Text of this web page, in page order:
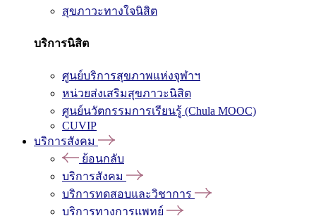
สุขภาวะทางใจนิสิต
บริการนิสิต
ศูนย์บริการสุขภาพแห่งจุฬาฯ
หน่วยส่งเสริมสุขภาวะนิสิต
ศูนย์นวัตกรรมการเรียนรู้ (Chula MOOC)
CUVIP
บริการสังคม
ย้อนกลับ
บริการสังคม
บริการทดสอบและวิชาการ
บริการทางการแพทย์